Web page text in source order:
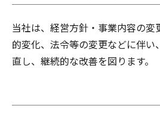
当社は、経営方針・事業内容の変
的変化、法令等の変更などに伴い
直し、継続的な改善を図ります。